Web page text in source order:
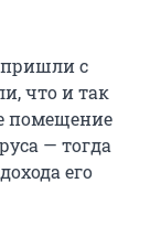
пришли с
что и так
помещение
— тогда
его